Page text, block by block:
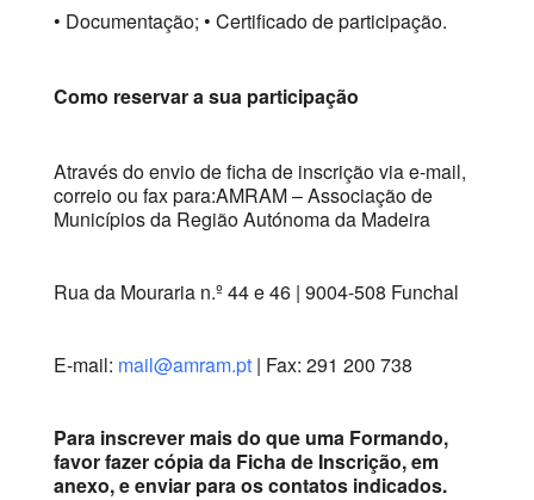
• Documentação; • Certificado de participação.
Como reservar a sua participação
Através do envio de ficha de inscrição via e-mail,
correio ou fax para:AMRAM – Associação de
Municípios da Região Autónoma da Madeira
Rua da Mouraria n.º 44 e 46 | 9004-508 Funchal
E-mail: mail@amram.pt| Fax: 291 200 738
Para inscrever mais do que uma Formando,
favor fazer cópia da Ficha de Inscrição, em
anexo, e enviar para os contatos indicados.